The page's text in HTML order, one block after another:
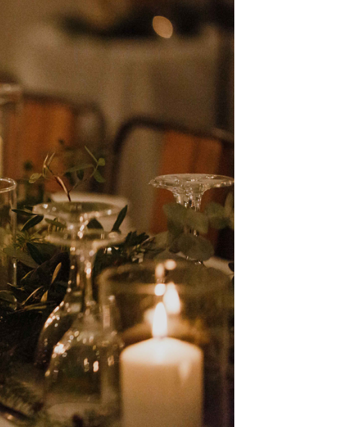
ME